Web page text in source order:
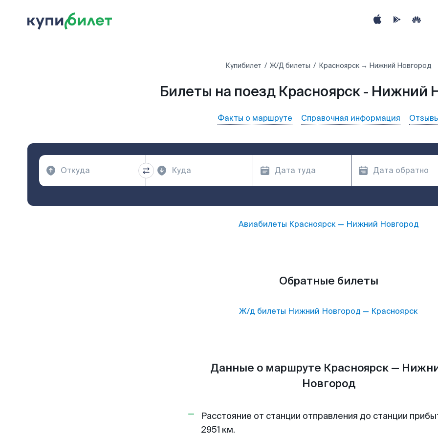
Купибилет Ж/Д билеты Красноярск → Нижний Новгород
Билеты на поезд Красноярск - Нижний
Факты о маршруте Справочная информация
Авиабилеты Красноярск— Нижний Новгород
Обратные билеты
Ж/д билеты Нижний Новгород — Красноярск
Данные о маршруте Красноярск —
Новгород
Расстояние от станции отправления до станции
2951 км.